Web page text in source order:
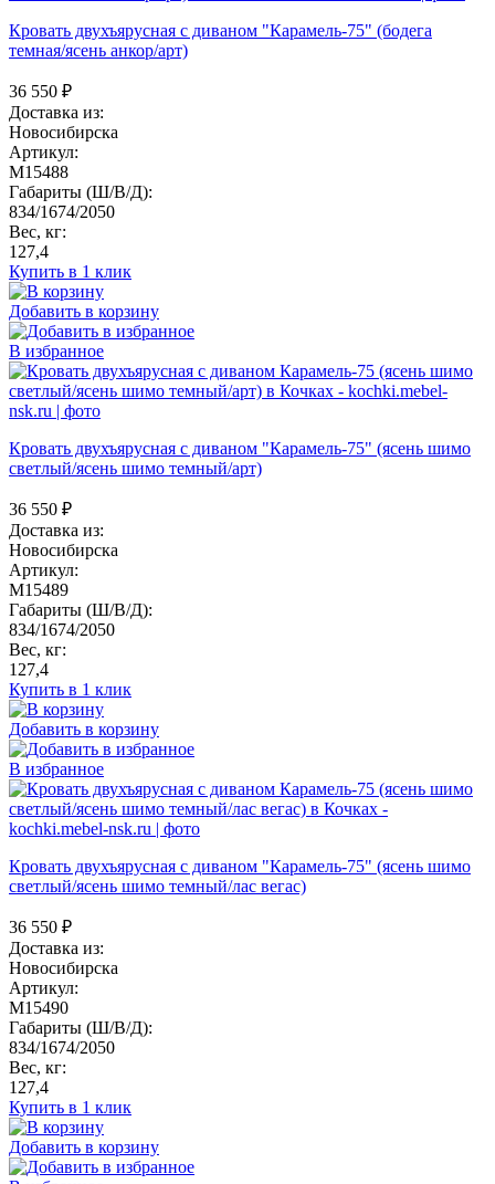
Кровать двухъярусная с диваном "Карамель-75" (бодега
темная/ясень анкор/арт)
36 550 ₽
Доставка из:
Новосибирска
Артикул:
M15488
Габариты (Ш/В/Д):
834/1674/2050
Вес, кг:
127,4
Купить в 1 клик
Добавить в корзину
В избранное
Кровать двухъярусная с диваном "Карамель-75" (ясень шимо
светлый/ясень шимо темный/арт)
36 550 ₽
Доставка из:
Новосибирска
Артикул:
M15489
Габариты (Ш/В/Д):
834/1674/2050
Вес, кг:
127,4
Купить в 1 клик
Добавить в корзину
В избранное
Кровать двухъярусная с диваном "Карамель-75" (ясень шимо
светлый/ясень шимо темный/лас вегас)
36 550 ₽
Доставка из:
Новосибирска
Артикул:
M15490
Габариты (Ш/В/Д):
834/1674/2050
Вес, кг:
127,4
Купить в 1 клик
Добавить в корзину